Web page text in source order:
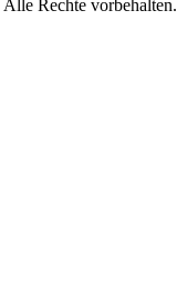
Rechte vorbehalten.